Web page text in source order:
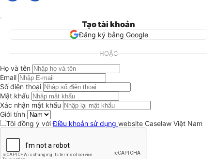
Tạo tài khoản
Đăng ký bằng Google
HOẶC
Họ và tên
Email
Số điện thoại
Mật khẩu
Xác nhận mật khẩu
Giới tính
Tôi đồng ý vớiĐiều khoản sử dụng website Caselaw Việt Nam